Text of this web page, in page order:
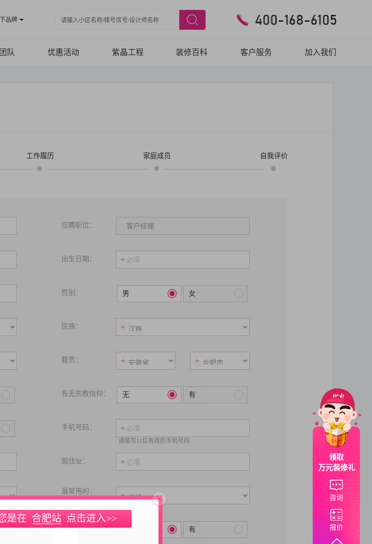
品牌
队 优惠活动 紫晶工程 装修百科 客户服务 加入我们
工作履历 家庭成员 自我评价
应聘职位：
出生日期：
性别： 男 女
民族：
籍贯：
有无宗教信仰： 无 有
手机号码：
请填写11位有效的手机号码
现住址：
最常用的
求职渠道
：
是否失信人员: 无 有
是在 合肥站 点击进入>>
领取
万元装修礼
咨询
报价